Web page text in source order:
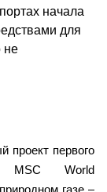
проект первого
MSC World
газе –
начала
для
не